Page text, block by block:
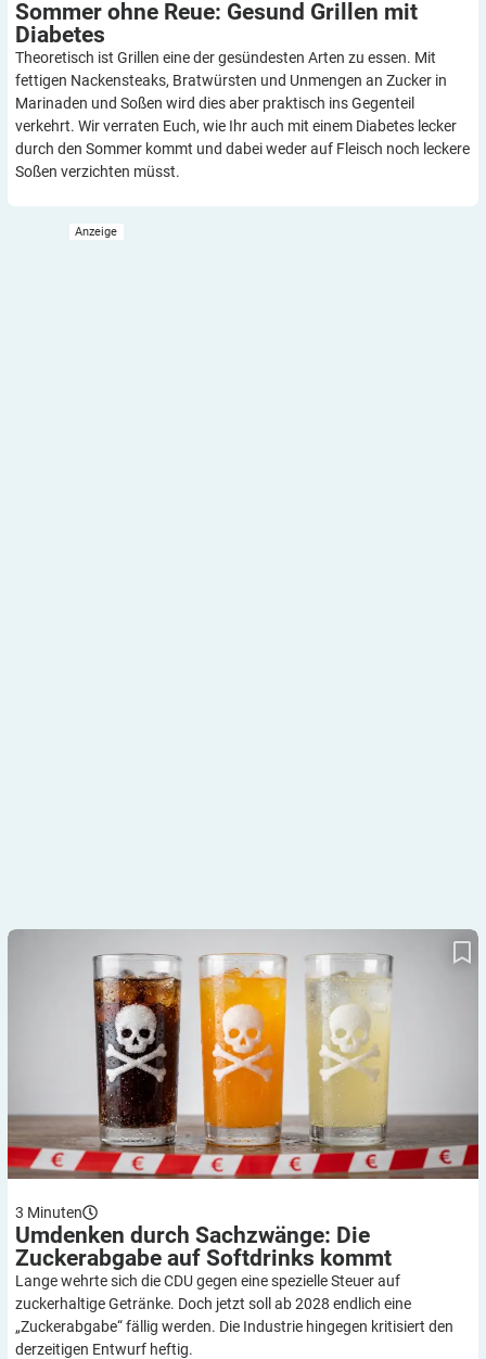
Sommer ohne Reue: Gesund Grillen mit
Diabetes
Theoretisch ist Grillen eine der gesündesten Arten zu essen. Mit
fettigen Nackensteaks, Bratwürsten und Unmengen an Zucker in
Marinaden und Soßen wird dies aber praktisch ins Gegenteil
verkehrt. Wir verraten Euch, wie Ihr auch mit einem Diabetes lecker
durch den Sommer kommt und dabei weder auf Fleisch noch leckere
Soßen verzichten müsst.
Umdenken durch Sachzwänge: Die Zuckerabgabe auf Softdrinks
kommt
3 Minuten
Umdenken durch Sachzwänge: Die
Zuckerabgabe auf Softdrinks kommt
Lange wehrte sich die CDU gegen eine spezielle Steuer auf
zuckerhaltige Getränke. Doch jetzt soll ab 2028 endlich eine
„Zuckerabgabe“ fällig werden. Die Industrie hingegen kritisiert den
derzeitigen Entwurf heftig.